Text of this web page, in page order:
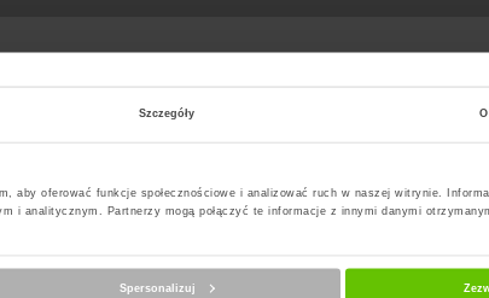
Szczegóły
aby oferować funkcje społecznościowe i analizować ruch w naszej witrynie.
i analitycznym. Partnerzy mogą połączyć te informacje z innymi danymi
Spersonalizuj